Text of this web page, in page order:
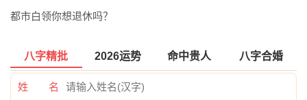
都市白领你想退休吗？
八字精批 2026运势 命中贵人 八字合婚
姓 名